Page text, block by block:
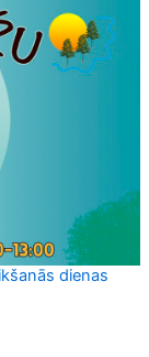
dienas